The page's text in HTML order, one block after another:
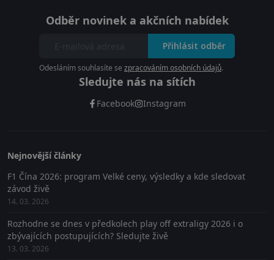
Odběr novinek a akčních nabídek
Přihlásit odběr
Odesláním souhlasíte se zpracováním osobních údajů.
Sledujte nás na sítích
Facebook Instagram
Nejnovější články
F1 Čína 2026: program Velké ceny, výsledky a kde sledovat
závod živě
14. 03. 2026
Rozhodne se dnes v předkolech play off extraligy 2026 i o
zbývajících postupujících? Sledujte živě
13. 03. 2026